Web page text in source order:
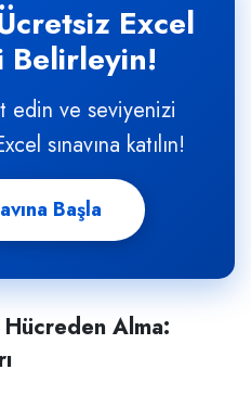
Excel
Belirleyin!
edin ve seviyenizi
sınavına katılın!
Başla
Alma: